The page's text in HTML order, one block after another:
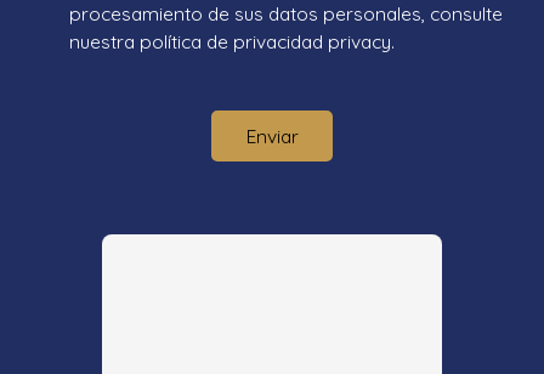
procesamiento de sus datos personales, consulte
nuestra política de privacidad privacy.
Enviar